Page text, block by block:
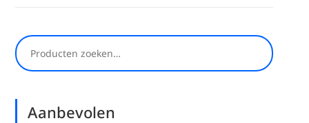
Zoekopdracht
Aanbevolen